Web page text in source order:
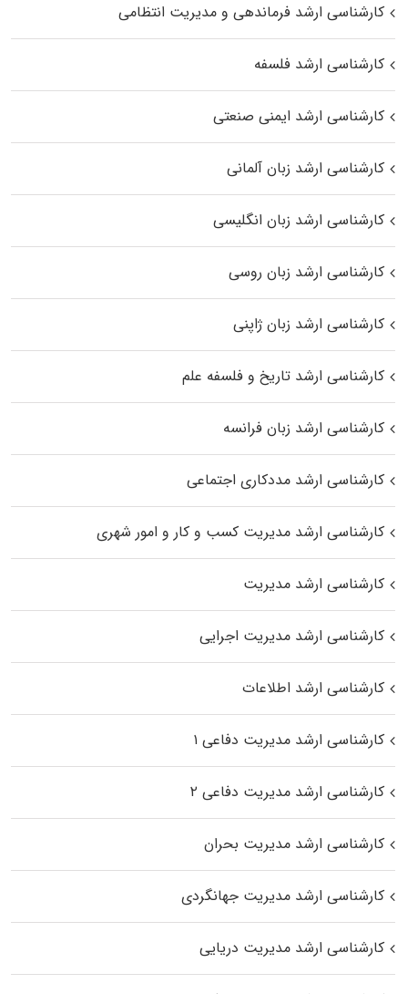
کارشناسی ارشد فرماندهی و مدیریت انتظامی
کارشناسی ارشد فلسفه
کارشناسی ارشد ایمنی صنعتی
کارشناسی ارشد زبان آلمانی
کارشناسی ارشد زبان انگلیسی
کارشناسی ارشد زبان روسی
کارشناسی ارشد زبان ژاپنی
کارشناسی ارشد تاریخ و فلسفه علم
کارشناسی ارشد زبان فرانسه
کارشناسی ارشد مددکاری اجتماعی
کارشناسی ارشد مدیریت کسب و کار و امور شهری
کارشناسی ارشد مدیریت
کارشناسی ارشد مدیریت اجرایی
کارشناسی ارشد اطلاعات
کارشناسی ارشد مدیریت دفاعی ۱
کارشناسی ارشد مدیریت دفاعی ۲
کارشناسی ارشد مدیریت بحران
کارشناسی ارشد مدیریت جهانگردی
کارشناسی ارشد مدیریت دریایی